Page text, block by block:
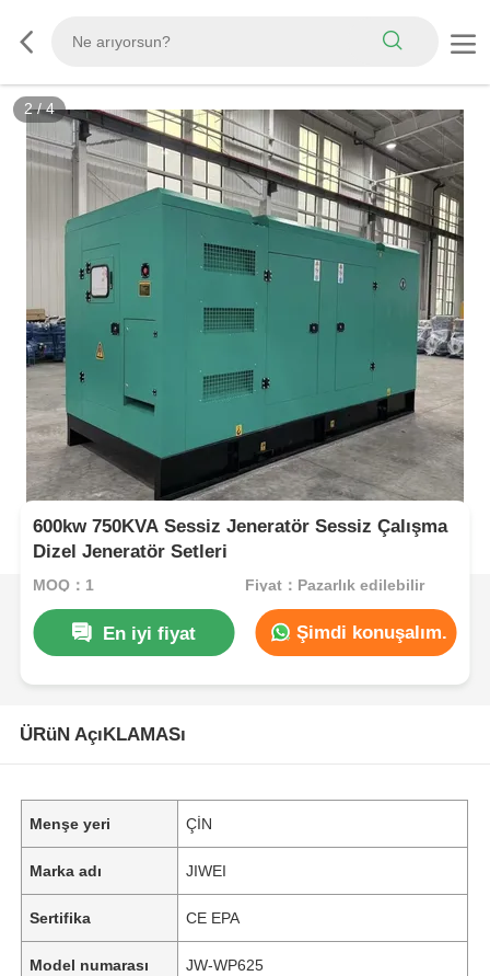
2/4
600kw 750KVA Sessiz Jeneratör Sessiz Çalışma
Dizel Jeneratör Setleri
MOQ：1 Fiyat：Pazarlık edilebilir
En iyi fiyat Şimdi konuşalım.
ÜRüN AçıKLAMASı
Menşe yeri ÇİN
Marka adı JIWEI
Sertifika CE EPA
Model numarası JW-WP625